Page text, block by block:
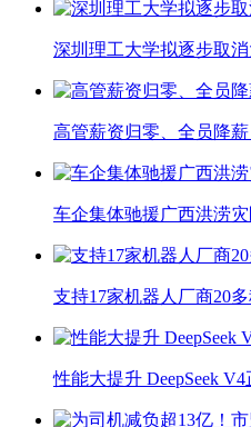
深圳理工大学拟逐步取
高管薪资归零、全员降
车企集体驰援广西洪涝
支持17家机器人厂商20
性能大提升 DeepSeek